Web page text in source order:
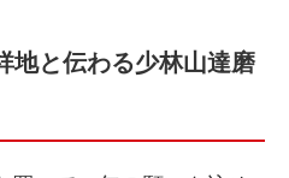
地と伝わる少林山達磨